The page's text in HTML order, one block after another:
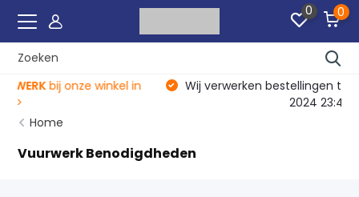
0 0
Wij verwerken bestellingen tot en met 30 december
Home
Vuurwerk Benodigdheden